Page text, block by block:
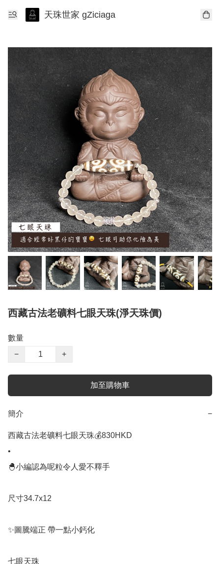
天珠世家 gZiciaga
西藏古法老礦料七眼天珠(淨天珠價)
數量
−
+
加至購物車
簡介 −
西藏古法老礦料七眼天珠💰830HKD
•
🐣小編認為呢粒令人愛不釋手
尺寸34.7x12
✨圖騰端正 帶一點小鈣化
七眼天珠